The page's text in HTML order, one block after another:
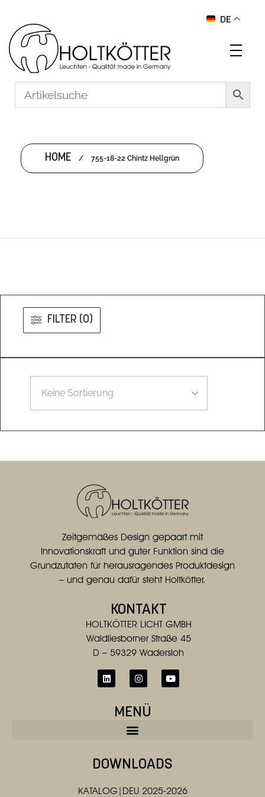
DE
HOME / 755-18-22 Chintz Hellgrün
FILTER (0)
Zeitgemäßes Design gepaart mit
Innovationskraft und guter Funktion sind die
Grundzutaten für herausragendes Produktdesign
– und genau dafür steht Holtkötter.
KONTAKT
HOLTKÖTTER LICHT GMBH
Waldliesborner Straße 45
D – 59329 Wadersloh
MENÜ
DOWNLOADS
KATALOG|DEU 2025-2026